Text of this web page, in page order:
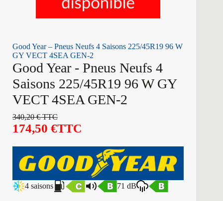
Good Year – Pneus Neufs 4 Saisons 225/45R19 96 W
GY VECT 4SEA GEN-2
Good Year - Pneus Neufs 4
Saisons 225/45R19 96 W GY
VECT 4SEA GEN-2
340,20€TTC
174,50 €TTC
4 saisons 71 dB